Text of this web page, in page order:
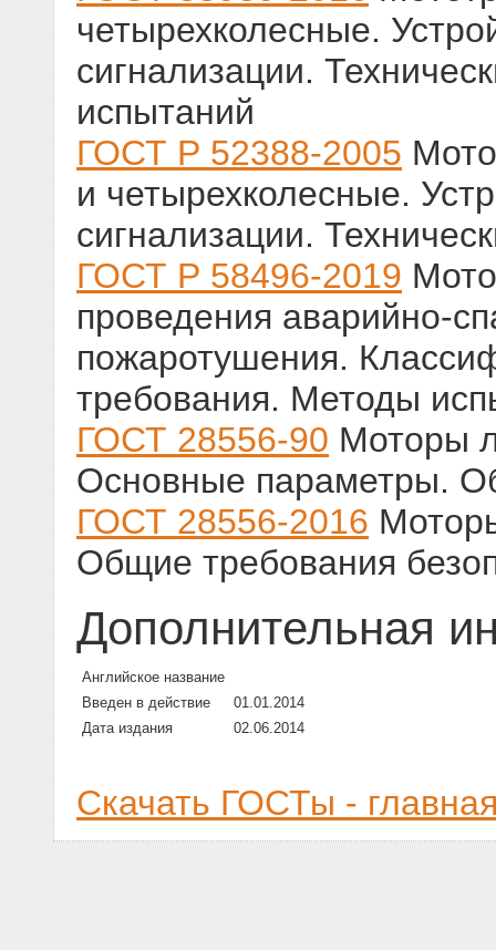
четырехколесные.
сигнализации.
испытаний
ГОСТ Р 52388-2005
и четырехколесные.
сигнализации.
ГОСТ Р 58496-2019
проведения аварийно-
пожаротушения.
требования. Методы
ГОСТ 28556-90 Моторы
Основные параметры.
ГОСТ 28556-2016
Общие требования
Дополнительная
Английское название
Введен в действие
01.01.2014
Дата издания
02.06.2014
Скачать ГОСТы -